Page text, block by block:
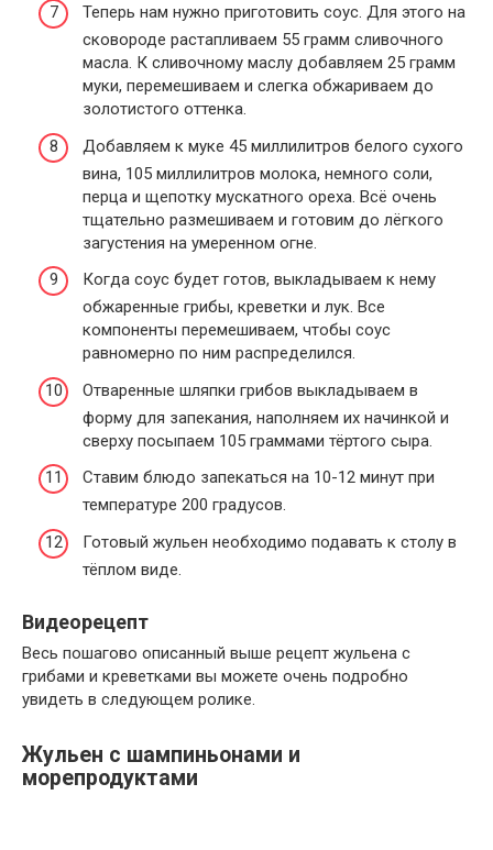
Теперь нам нужно приготовить соус. Для этого на
сковороде растапливаем 55 грамм сливочного
масла. К сливочному маслу добавляем 25 грамм
муки, перемешиваем и слегка обжариваем до
золотистого оттенка.
Добавляем к муке 45 миллилитров белого сухого
вина, 105 миллилитров молока, немного соли,
перца и щепотку мускатного ореха. Всё очень
тщательно размешиваем и готовим до лёгкого
загустения на умеренном огне.
Когда соус будет готов, выкладываем к нему
обжаренные грибы, креветки и лук. Все
компоненты перемешиваем, чтобы соус
равномерно по ним распределился.
Отваренные шляпки грибов выкладываем в
форму для запекания, наполняем их начинкой и
сверху посыпаем 105 граммами тёртого сыра.
Ставим блюдо запекаться на 10-12 минут при
температуре 200 градусов.
Готовый жульен необходимо подавать к столу в
тёплом виде.
Видеорецепт
Весь пошагово описанный выше рецепт жульена с
грибами и креветками вы можете очень подробно
увидеть в следующем ролике.
Жульен с шампиньонами и
морепродуктами